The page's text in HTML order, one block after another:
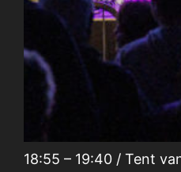
18:55 – 19:40 / Tent